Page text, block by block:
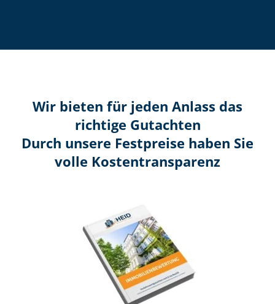
Wir bieten für jeden Anlass das
richtige Gutachten
Durch unsere Festpreise haben Sie
volle Kosten­transparenz